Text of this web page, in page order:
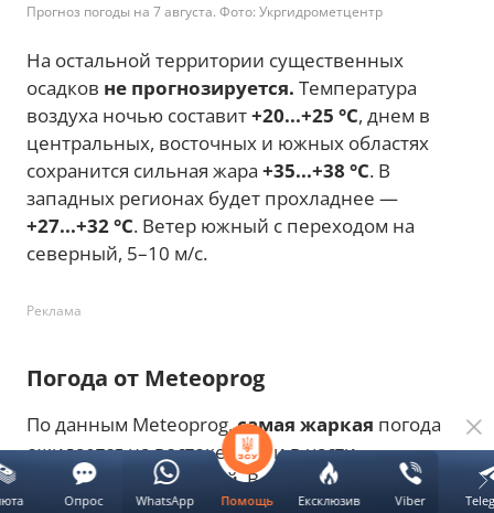
Прогноз погоды на 7 августа. Фото: Укргидрометцентр
На остальной территории существенных
осадков не прогнозируется. Температура
воздуха ночью составит+20...+25 °C, днем в
центральных, восточных и южных областях
сохранится сильная жара +35...+38 °C. В
западных регионах будет прохладнее —
+27...+32 °C. Ветер южный с переходом на
северный, 5–10 м/с.
Реклама
Погода от Meteoprog
По данным Meteoprog,самая жаркая погода
ожидается на востоке, юге и в части
центральных областей. В Днепропетровской,
Луганской, Донецкой и Запорожской областях
Помощь Ексклюзив Viber
Опрос WhatsApp